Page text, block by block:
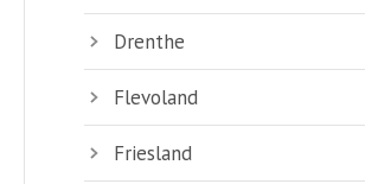
Drenthe
Flevoland
Friesland